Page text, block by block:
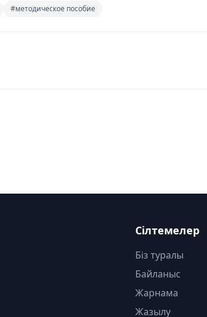
#методическое пособие
Сілтемелер
Біз туралы
Байланыс
Жарнама
Жазылу